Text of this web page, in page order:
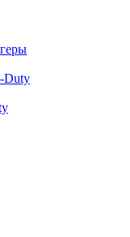
Duty